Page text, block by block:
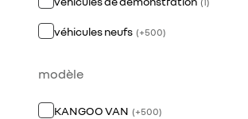
véhicules neufs (+500)
modèle
KANGOO VAN (+500)